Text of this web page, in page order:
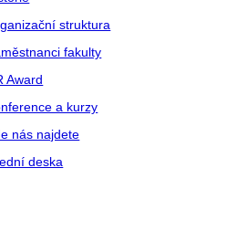
struktura
fakulty
Award
a kurzy
nás najdete
deska